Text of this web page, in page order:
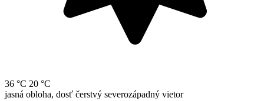
36 °C 20 °C
jasná obloha, dosť čerstvý severozápadný vietor